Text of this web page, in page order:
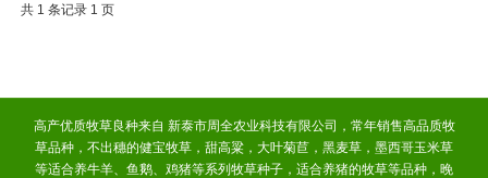
共 1 条记录 1 页
高产优质牧草良种来自 新泰市周全农业科技有限公司，常年销售高品质牧
草品种，不出穗的健宝牧草，甜高粱，大叶菊苣，黑麦草，墨西哥玉米草
等适合养牛羊、鱼鹅、鸡猪等系列牧草种子，适合养猪的牧草等品种，晚